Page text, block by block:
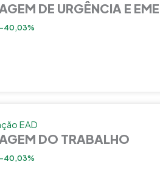
DE URGÊNCIA E
-40,03%
EAD
DO TRABALHO
-40,03%